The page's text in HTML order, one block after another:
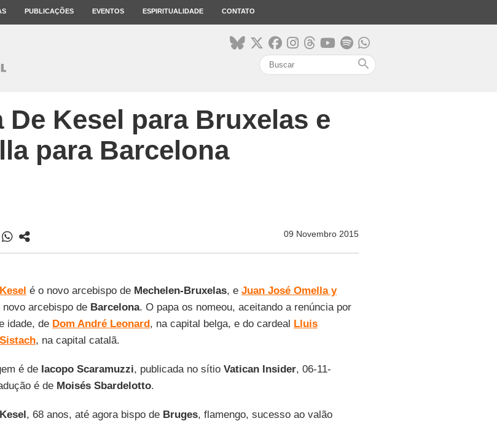
PUBLICAÇÕES EVENTOS ESPIRITUALIDADE CONTATO
search
De Kesel para Bruxelas e
para Barcelona
09 Novembro 2015
é o novo arcebispo de Mechelen-Bruxelas, e Juan José Omella y
novo arcebispo de Barcelona. O papa os nomeou, aceitando a renúncia por
idade, de Dom André Leonard, na capital belga, e do cardeal Lluis
, na capital catalã.
é de Iacopo Scaramuzzi, publicada no sítio Vatican Insider, 06-11-
é de Moisés Sbardelotto.
, 68 anos, até agora bispo de Bruges, flamengo, sucesso ao valão